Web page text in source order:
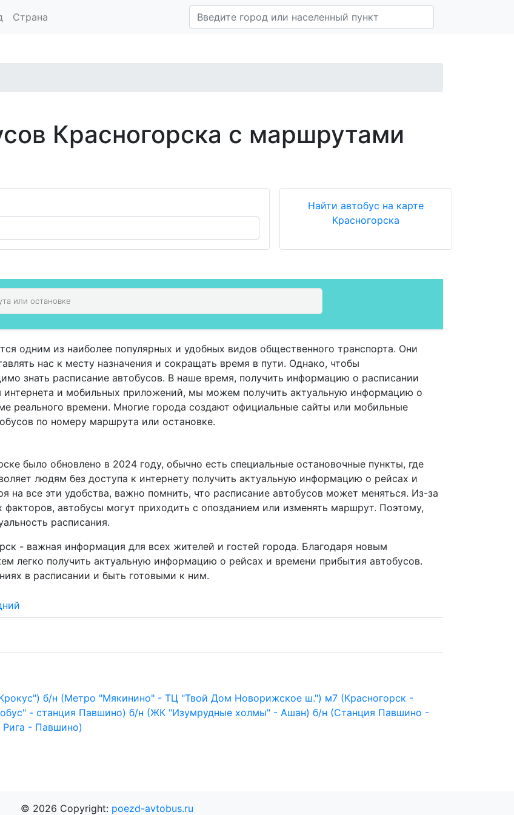
Страна
Красногорска с маршрутами
Найти автобус на карте
Красногорска
одним из наиболее популярных и удобных видов общественного транспорта. Они
нас к месту назначения и сокращать время в пути. Однако, чтобы
знать расписание автобусов. В наше время, получить информацию о расписании
интернета и мобильных приложений, мы можем получить актуальную информацию о
реального времени. Многие города создают официальные сайты или мобильные
по номеру маршрута или остановке.
было обновлено в 2024 году, обычно есть специальные остановочные пункты, где
людям без доступа к интернету получить актуальную информацию о рейсах и
на все эти удобства, важно помнить, что расписание автобусов может меняться. Из-за
автобусы могут приходить с опозданием или изменять маршрут. Поэтому,
расписания.
- важная информация для всех жителей и гостей города. Благодаря новым
легко получить актуальную информацию о рейсах и времени прибытия автобусов.
в расписании и быть готовыми к ним.
б/н (Метро "Мякинино" - ТЦ "Твой Дом Новорижское ш.") м7 (Красногорск -
- станция Павшино) б/н (ЖК "Изумрудные холмы" - Ашан) б/н (Станция Павшино -
- Павшино)
© 2026 Copyright: poezd-avtobus.ru